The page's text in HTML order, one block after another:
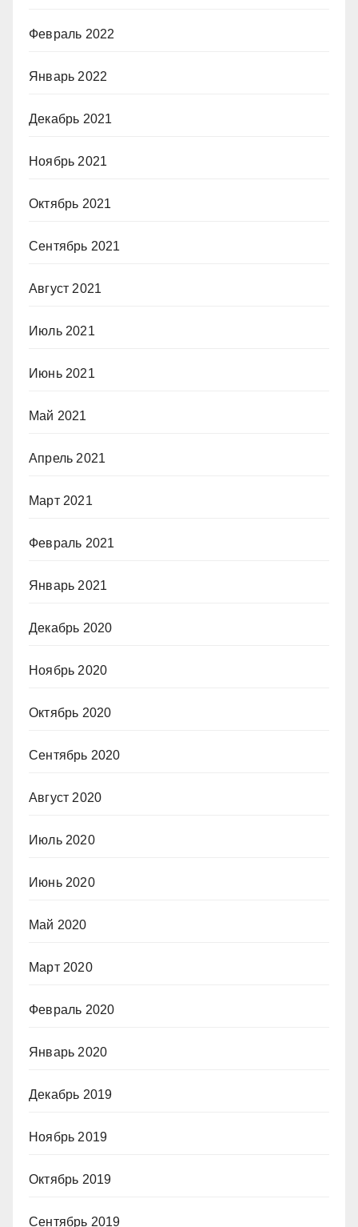
Февраль 2022
Январь 2022
Декабрь 2021
Ноябрь 2021
Октябрь 2021
Сентябрь 2021
Август 2021
Июль 2021
Июнь 2021
Май 2021
Апрель 2021
Март 2021
Февраль 2021
Январь 2021
Декабрь 2020
Ноябрь 2020
Октябрь 2020
Сентябрь 2020
Август 2020
Июль 2020
Июнь 2020
Май 2020
Март 2020
Февраль 2020
Январь 2020
Декабрь 2019
Ноябрь 2019
Октябрь 2019
Сентябрь 2019